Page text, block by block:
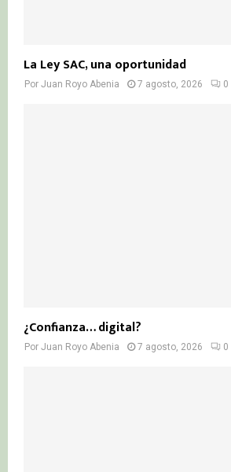
La Ley SAC, una oportunidad
Por Juan Royo Abenia 7 agosto, 2026 0
¿Confianza… digital?
Por Juan Royo Abenia 7 agosto, 2026 0